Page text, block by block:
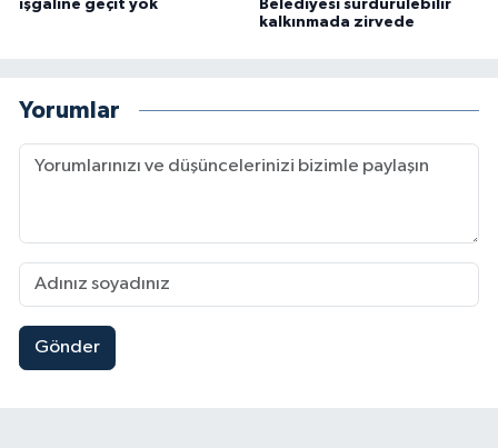
işgaline geçit yok
Belediyesi sürdürülebilir
kalkınmada zirvede
Yorumlar
Gönder